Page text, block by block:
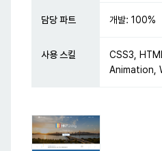
담당 파트 개발: 100%
사용 스킬 CSS3
Animation